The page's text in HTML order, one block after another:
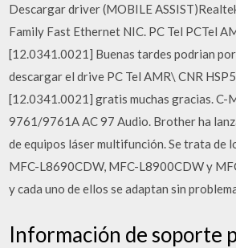
Descargar driver (MOBILE
Family Fast Ethernet NIC. PC Tel PCTel
[12.0341.0021] Buenas tardes podrian
descargar el drive PC Tel AMR\ CNR
[12.0341.0021] gratis muchas gracias. C-
9761/9761A AC 97 Audio. Brother ha
de equipos láser multifunción. Se trata de
MFC-L8690CDW, MFC-L8900CDW y
y cada uno de ellos se adaptan sin
Información de soporte